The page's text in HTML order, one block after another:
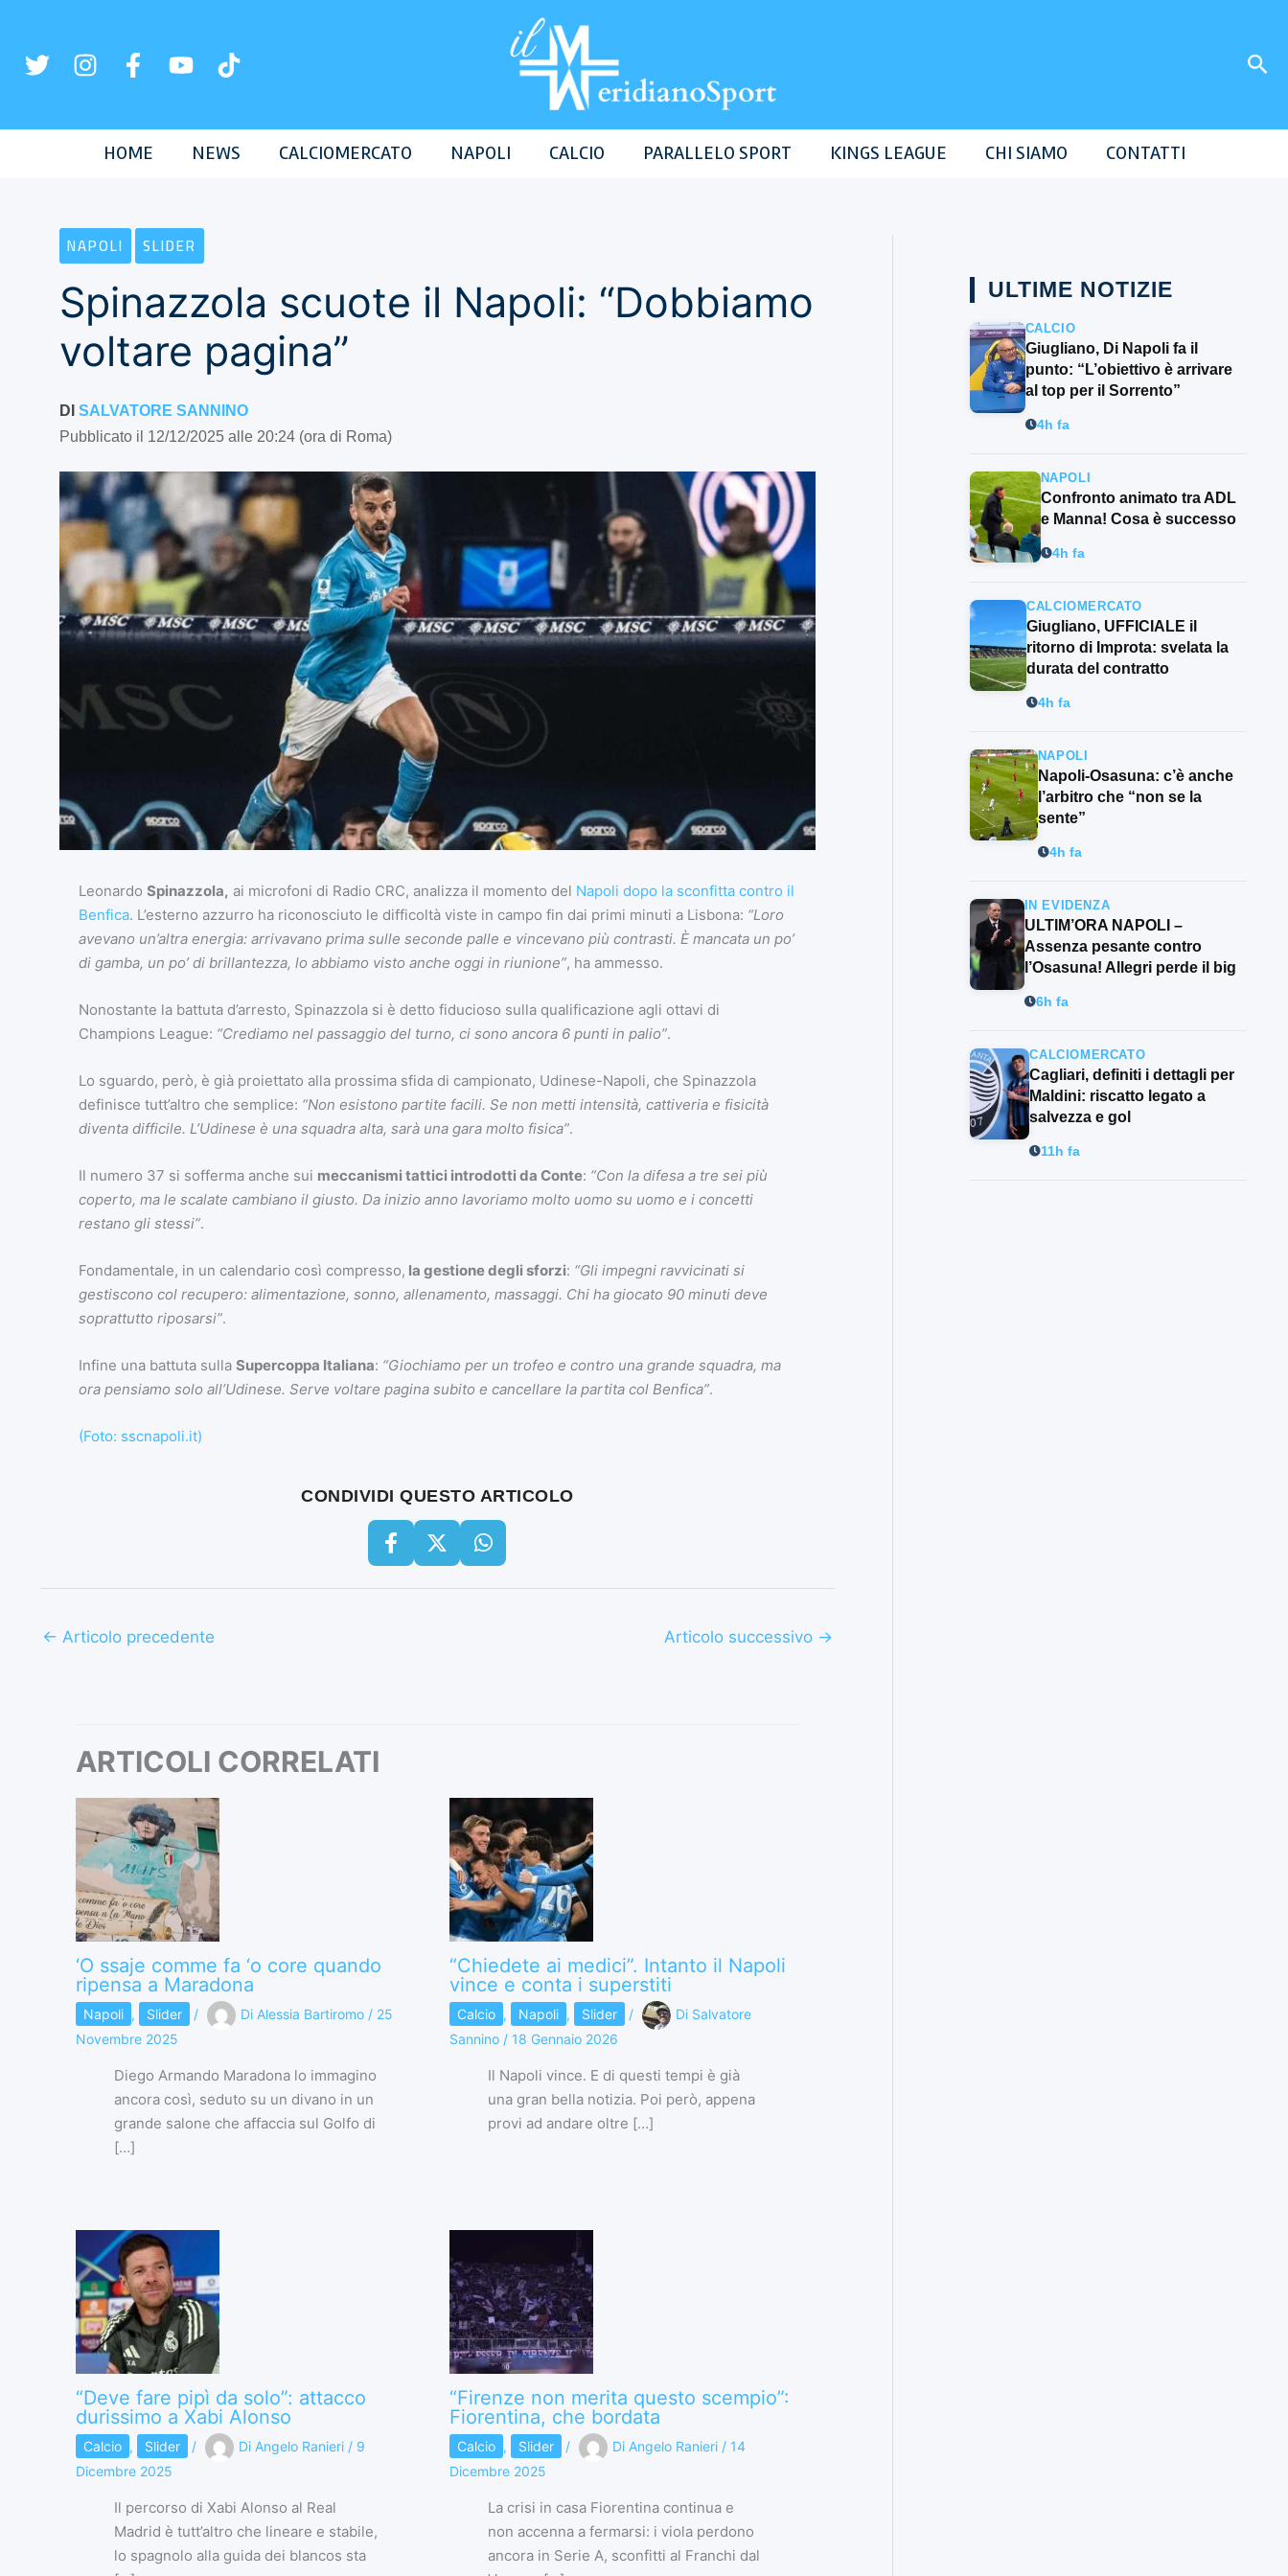
contenuto
HOME NEWS CALCIOMERCATO NAPOLI CALCIO PARALLELO SPORT KINGS LEAGUE CHI SIAMO CONTATTI
NAPOLI SLIDER
Spinazzola scuote il Napoli: “Dobbiamo
voltare pagina”
DI SALVATORE SANNINO
Pubblicato il 12/12/2025 alle 20:24 (ora di Roma)
Leonardo Spinazzola, ai microfoni di Radio CRC, analizza il momento del Napoli dopo la sconfitta contro il
Benfica. L’esterno azzurro ha riconosciuto le difficoltà viste in campo fin dai primi minuti a Lisbona: “Loro
avevano un’altra energia: arrivavano prima sulle seconde palle e vincevano più contrasti. È mancata un po’
di gamba, un po’ di brillantezza, lo abbiamo visto anche oggi in riunione”, ha ammesso.
Nonostante la battuta d’arresto, Spinazzola si è detto fiducioso sulla qualificazione agli ottavi di
Champions League: “Crediamo nel passaggio del turno, ci sono ancora 6 punti in palio”.
Lo sguardo, però, è già proiettato alla prossima sfida di campionato, Udinese-Napoli, che Spinazzola
definisce tutt’altro che semplice: “Non esistono partite facili. Se non metti intensità, cattiveria e fisicità
diventa difficile. L’Udinese è una squadra alta, sarà una gara molto fisica”.
Il numero 37 si sofferma anche sui meccanismi tattici introdotti da Conte: “Con la difesa a tre sei più
coperto, ma le scalate cambiano il giusto. Da inizio anno lavoriamo molto uomo su uomo e i concetti
restano gli stessi”.
Fondamentale, in un calendario così compresso, la gestione degli sforzi: “Gli impegni ravvicinati si
gestiscono col recupero: alimentazione, sonno, allenamento, massaggi. Chi ha giocato 90 minuti deve
soprattutto riposarsi”.
Infine una battuta sulla Supercoppa Italiana: “Giochiamo per un trofeo e contro una grande squadra, ma
ora pensiamo solo all’Udinese. Serve voltare pagina subito e cancellare la partita col Benfica”.
(Foto: sscnapoli.it)
CONDIVIDI QUESTO ARTICOLO
← Articolo precedente Articolo successivo →
ARTICOLI CORRELATI
‘O ssaje comme fa ‘o core quando
ripensa a Maradona
Napoli , Slider / Di Alessia Bartiromo / 25
Novembre 2025
Diego Armando Maradona lo immagino
ancora così, seduto su un divano in un
grande salone che affaccia sul Golfo di
[…]
“Chiedete ai medici”. Intanto il Napoli
vince e conta i superstiti
Calcio , Napoli , Slider / Di Salvatore
Sannino / 18 Gennaio 2026
Il Napoli vince. E di questi tempi è già
una gran bella notizia. Poi però, appena
provi ad andare oltre […]
“Deve fare pipì da solo”: attacco
durissimo a Xabi Alonso
Calcio , Slider / Di Angelo Ranieri / 9
Dicembre 2025
Il percorso di Xabi Alonso al Real
Madrid è tutt’altro che lineare e stabile,
lo spagnolo alla guida dei blancos sta
“Firenze non merita questo scempio”:
Fiorentina, che bordata
Calcio , Slider / Di Angelo Ranieri / 14
Dicembre 2025
La crisi in casa Fiorentina continua e
non accenna a fermarsi: i viola perdono
ancora in Serie A, sconfitti al Franchi dal
ULTIME NOTIZIE
CALCIO
Giugliano, Di Napoli fa il
punto: “L’obiettivo è arrivare
al top per il Sorrento”
4h fa
NAPOLI
Confronto animato tra ADL
e Manna! Cosa è successo
4h fa
CALCIOMERCATO
Giugliano, UFFICIALE il
ritorno di Improta: svelata la
durata del contratto
4h fa
NAPOLI
Napoli-Osasuna: c’è anche
l’arbitro che “non se la
sente”
4h fa
IN EVIDENZA
ULTIM’ORA NAPOLI –
Assenza pesante contro
l’Osasuna! Allegri perde il big
6h fa
CALCIOMERCATO
Cagliari, definiti i dettagli per
Maldini: riscatto legato a
salvezza e gol
11h fa